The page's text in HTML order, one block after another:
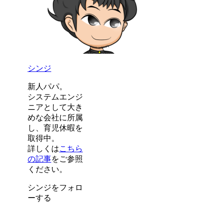
シンジ
新人パパ。
システムエンジ
ニアとして大き
めな会社に所属
し、育児休暇を
取得中。
詳しくはこちら
の記事をご参照
ください。
シンジをフォロ
ーする